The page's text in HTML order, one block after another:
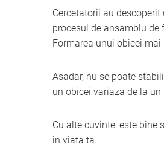
Cercetatorii au
procesul de ansamblu de
Formarea unui obicei
Asadar, nu se poate
un obicei variaza de la
Cu alte cuvinte, este
in viata ta.